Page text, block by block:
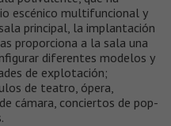
escénico multifuncional y
principal, la implantación
proporciona a la sala una
diferentes modelos y
de explotación;
de teatro, ópera,
cámara, conciertos de pop-